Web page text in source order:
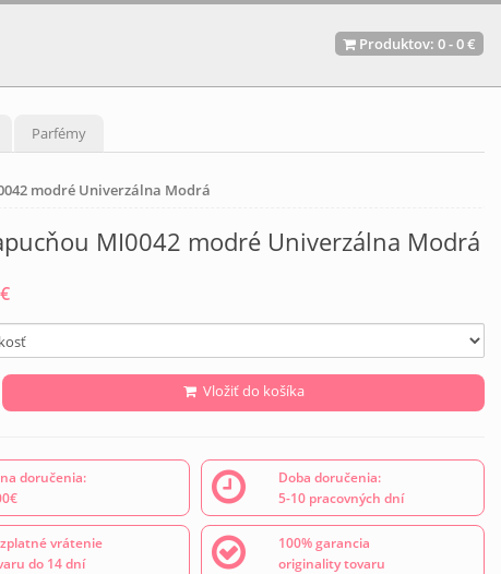
Produktov: 0-0 €
Parfémy
modré Univerzálna Modrá
MI0042 modré Univerzálna Modrá
€
Vložiť do košíka
doručenia:
Doba doručenia:
5-10 pracovných dní
vrátenie
do 14 dní
100% garancia
originality tovaru